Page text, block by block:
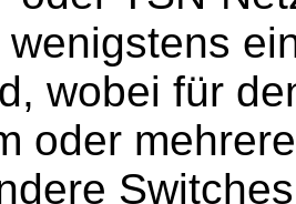
wenigstens
wobei für
oder